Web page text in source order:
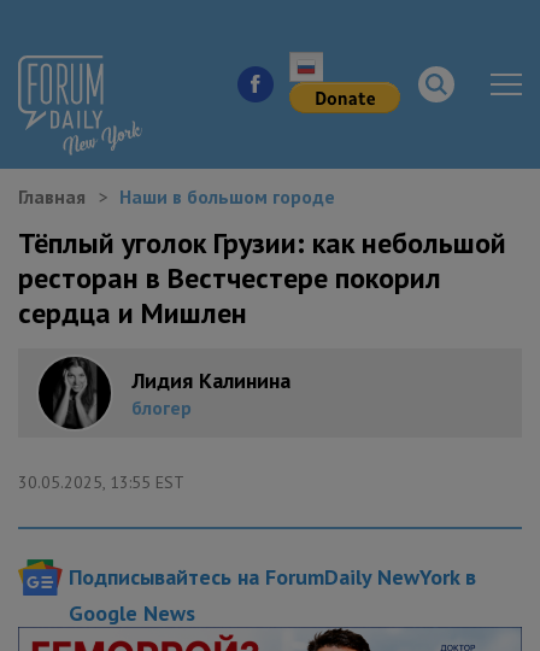
КУДА ПОЙТИ В ГОРОДЕ
ЗДОРОВЬЕ
РАБОТА И БИЗНЕС
ПОЛЕЗНЫЕ СОВЕТЫ
Главная Наши в большом городе
Тёплый уголок Грузии: как небольшой
ресторан в Вестчестере покорил
сердца и Мишлен
Лидия Калинина
блогер
30.05.2025, 13:55 EST
Подписывайтесь на ForumDaily NewYork в
Google News